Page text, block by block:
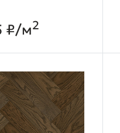
₽/м2